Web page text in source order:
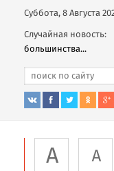
Суббота, 8 Августа
Случайная новость:
большинства...